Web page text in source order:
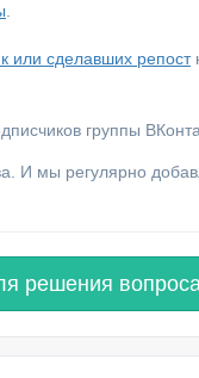
или сделавших репост
группы
И мы регулярно
решения